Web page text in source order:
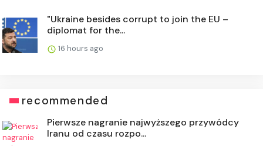
"Ukraine besides corrupt to join the EU –
diplomat for the...
16 hours ago
recommended
Pierwsze nagranie najwyższego przywódcy
Iranu od czasu rozpo...